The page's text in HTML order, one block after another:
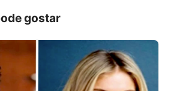
gostar